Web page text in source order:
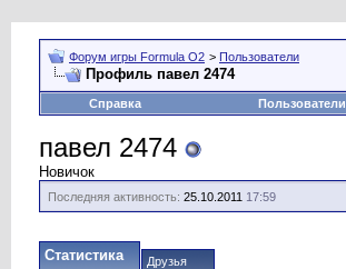
Форум игры Formula O2 > Пользователи
Профиль павел 2474
Справка Пользователи
павел 2474
Новичок
Последняя активность: 25.10.2011 17:59
Статистика Друзья